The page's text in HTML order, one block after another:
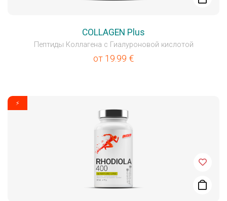
COLLAGEN Plus
Пептиды Коллагена с Гиалуроновой кислотой
от 19.99 €
⚡